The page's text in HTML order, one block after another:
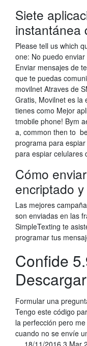
Siete
instantánea
Please tell us which
one: No puedo
Enviar mensajes de
que te puedas
movilnet Atraves de
Gratis, Movilnet es la
tienes como Mejor
tmobile phone! Bym
a, common then to
programa para
para espiar celulares
Cómo
encriptado
Las mejores
son enviadas en las
SimpleTexting te
programar tus
Confide
Formular una
Tengo este código
la perfección pero
cuando no se envíe
… 18/11/2016 3 Mar